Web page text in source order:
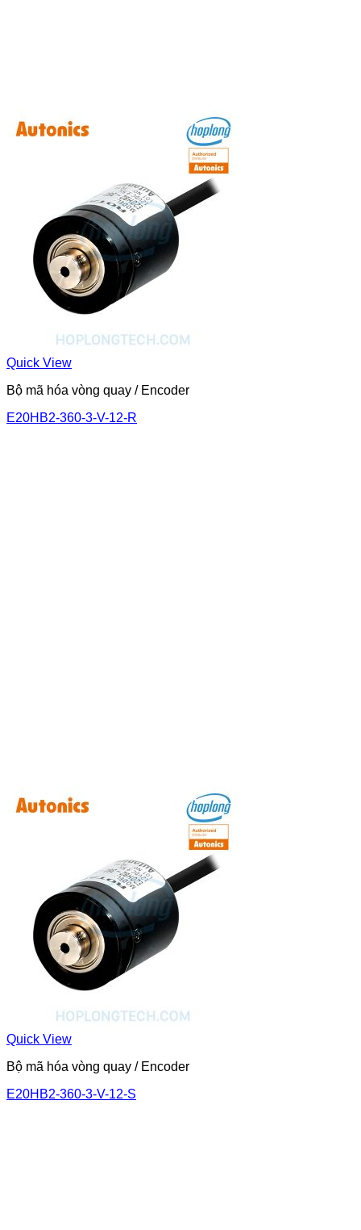
Quick View
Bộ mã hóa vòng quay / Encoder
E20HB2-360-3-V-12-R
Quick View
Bộ mã hóa vòng quay / Encoder
E20HB2-360-3-V-12-S